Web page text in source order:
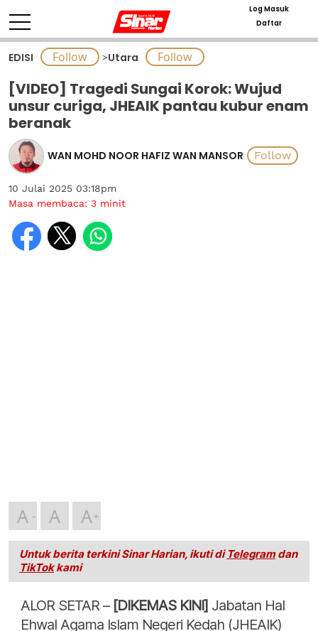
Log Masuk
Daftar
EDISI >Utara
[VIDEO] Tragedi Sungai Korok: Wujud
unsur curiga, JHEAIK pantau kubur enam
beranak
WAN MOHD NOOR HAFIZ WAN MANSOR
10 Julai 2025 03:18pm
Masa membaca: 3 minit
A A A
Untuk berita terkini Sinar Harian, ikuti di Telegramdan
TikTokkami
ALOR SETAR – [DIKEMAS KINI] Jabatan Hal
Ehwal Agama Islam Negeri Kedah (JHEAIK)